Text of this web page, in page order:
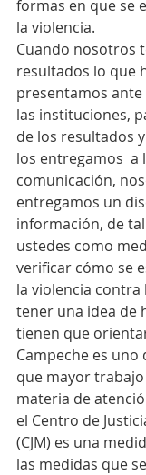
formas en que se
la violencia.
Cuando nosotros
resultados lo que
presentamos
las instituciones,
de los resultados
los entregamos  a
comunicación,
entregamos un
información, de
ustedes como
verificar cómo se
la violencia contra
tener una idea de
tienen que
Campeche es uno
que mayor
materia de
el Centro de
(CJM) es una
las medidas que